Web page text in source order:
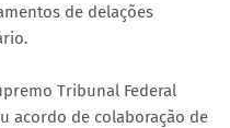
de delações
Tribunal Federal
acordo de colaboração de